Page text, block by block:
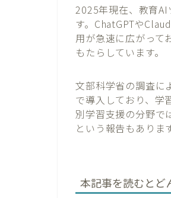
2025年現在、教育
す。ChatGPTや
用が急速に広がって
もたらしています。
文部科学省の調査に
で導入しており、学
別学習支援の分野で
という報告もあります
本記事を読むとど